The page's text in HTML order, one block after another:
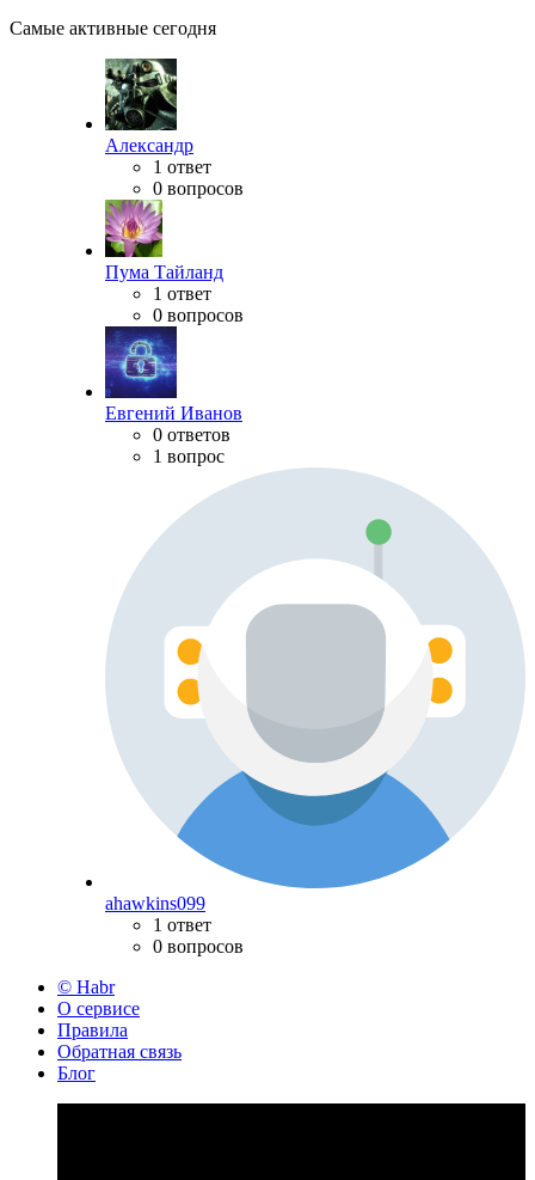
Самые активные сегодня
Александр
1 ответ
0 вопросов
Пума Тайланд
1 ответ
0 вопросов
Евгений Иванов
0 ответов
1 вопрос
ahawkins099
1 ответ
0 вопросов
© Habr
О сервисе
Правила
Обратная связь
Блог